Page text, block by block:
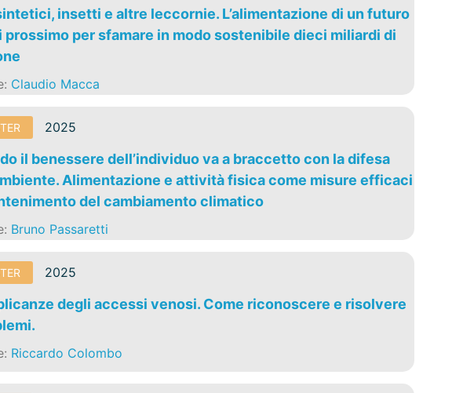
insetti e altre leccornie. L’alimentazione di un futuro
prossimo per sfamare in modo sostenibile dieci miliardi di
Claudio Macca
2025
il benessere dell’individuo va a braccetto con la difesa
Alimentazione e attività fisica come misure efficaci
del cambiamento climatico
Bruno Passaretti
2025
degli accessi venosi. Come riconoscere e risolvere
Riccardo Colombo